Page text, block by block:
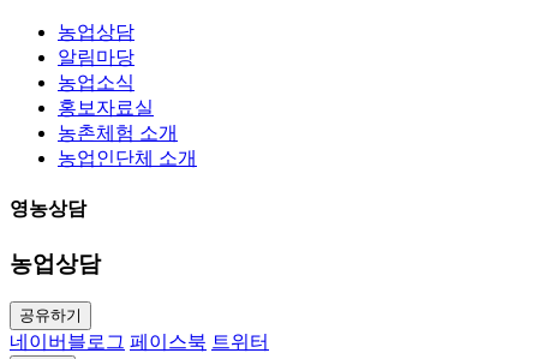
농업상담
알림마당
농업소식
홍보자료실
농촌체험 소개
농업인단체 소개
영농상담
농업상담
공유하기
네이버블로그 페이스북 트위터